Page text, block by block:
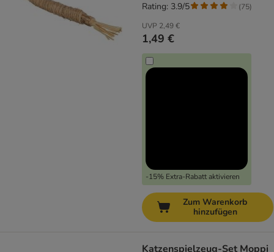
UVP 2,49 €
1,49 €
-15% Extra-Rabatt aktivieren
Rating: 3.9/5 (75)
Zum Warenkorb
hinzufügen
Katzenspielzeug-Set Moppi